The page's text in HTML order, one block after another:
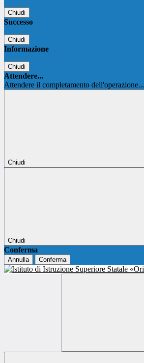
Chiudi
Successo
Chiudi
Informazione
Chiudi
Attendere...
Attendere il completamento dell'operazione...
Chiudi
Chiudi
Conferma
Annulla Conferma